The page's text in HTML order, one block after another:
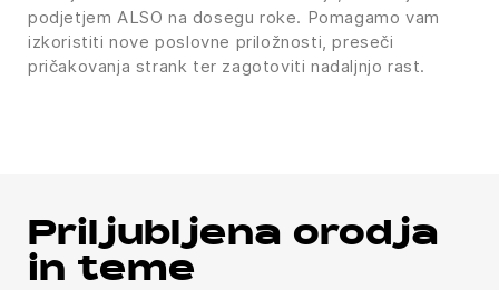
podjetjem ALSO na dosegu roke. Pomagamo vam
izkoristiti nove poslovne priložnosti, preseči
pričakovanja strank ter zagotoviti nadaljnjo rast.
Priljubljena orodja
in teme